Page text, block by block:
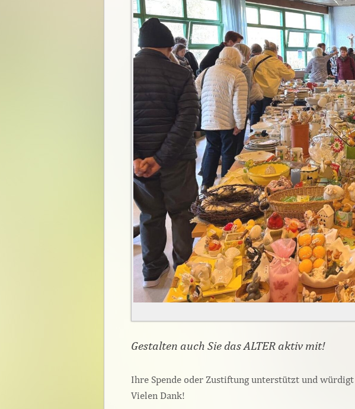
Gestalten auch Sie das ALTER aktiv mit!
Ihre Spende oder Zustiftung unterstützt und würdigt
Vielen Dank!